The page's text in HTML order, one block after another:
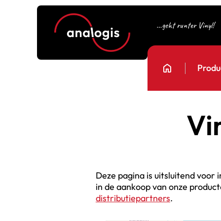
…geht runter Vinyl!
home
Deze pagina is uitsluitend
in de aankoop van onze
distributiepartners.